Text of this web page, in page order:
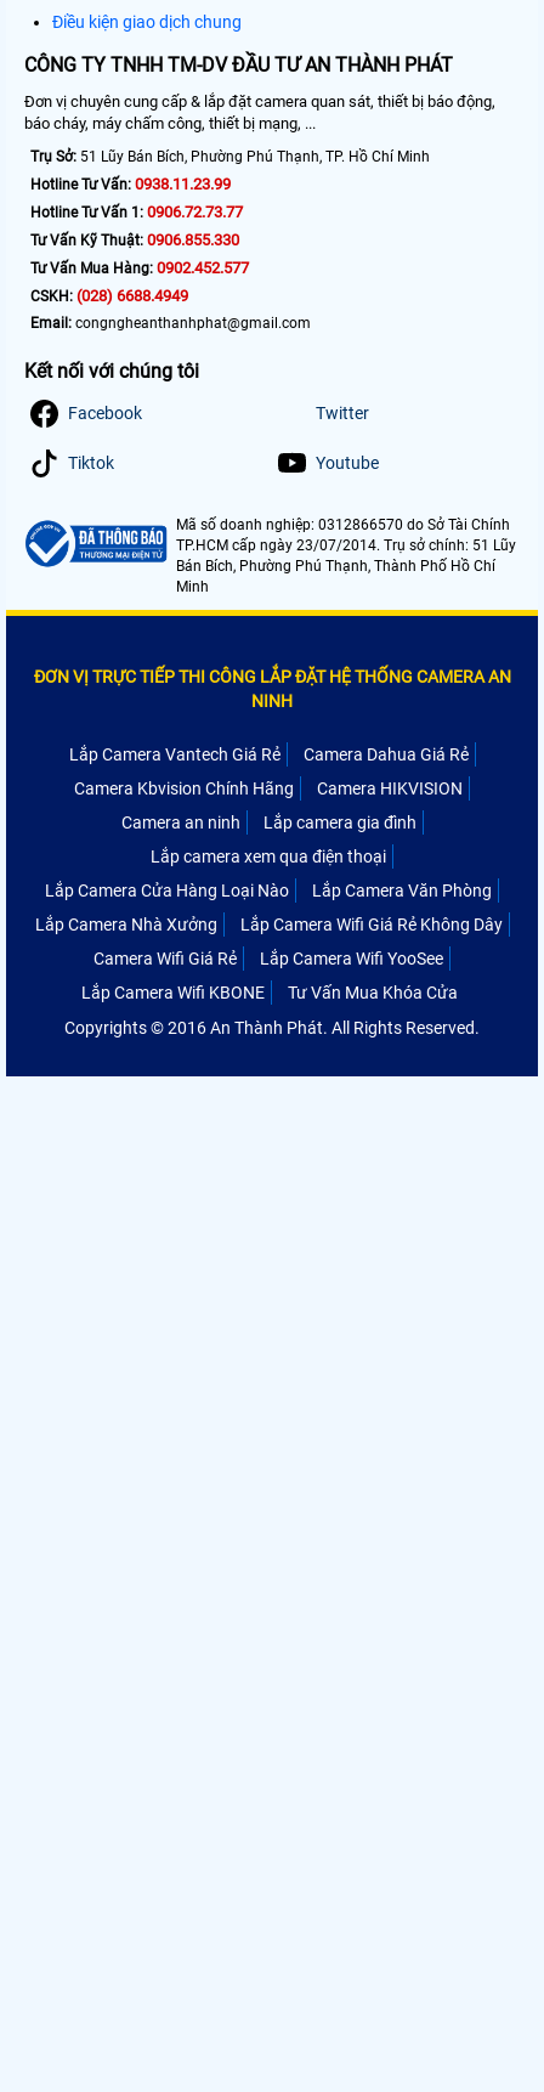
Điều kiện giao dịch chung
CÔNG TY TNHH TM-DV ĐẦU TƯ AN THÀNH PHÁT
Đơn vị chuyên cung cấp & lắp đặt camera quan sát, thiết bị báo động,
báo cháy, máy chấm công, thiết bị mạng, ...
Trụ Sở: 51 Lũy Bán Bích, Phường Phú Thạnh, TP. Hồ Chí Minh
Hotline Tư Vấn: 0938.11.23.99
Hotline Tư Vấn 1: 0906.72.73.77
Tư Vấn Kỹ Thuật: 0906.855.330
Tư Vấn Mua Hàng: 0902.452.577
CSKH: (028) 6688.4949
Email: congngheanthanhphat@gmail.com
Kết nối với chúng tôi
Facebook Twitter
Tiktok Youtube
Mã số doanh nghiệp: 0312866570 do Sở Tài Chính
TP.HCM cấp ngày 23/07/2014. Trụ sở chính: 51 Lũy
Bán Bích, Phường Phú Thạnh, Thành Phố Hồ Chí
Minh
ĐƠN VỊ TRỰC TIẾP THI CÔNG LẮP ĐẶT HỆ THỐNG CAMERA AN
NINH
Lắp Camera Vantech Giá Rẻ
Camera Dahua Giá Rẻ
Camera Kbvision Chính Hãng
Camera HIKVISION
Camera an ninh
Lắp camera gia đình
Lắp camera xem qua điện thoại
Lắp Camera Cửa Hàng Loại Nào
Lắp Camera Văn Phòng
Lắp Camera Nhà Xưởng
Lắp Camera Wifi Giá Rẻ Không Dây
Camera Wifi Giá Rẻ
Lắp Camera Wifi YooSee
Lắp Camera Wifi KBONE
Tư Vấn Mua Khóa Cửa
Copyrights © 2016 An Thành Phát. All Rights Reserved.